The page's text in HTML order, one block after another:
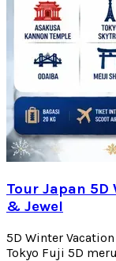
Tour Japan
& Jewel
5D Winter
Tokyo Fuji 5D